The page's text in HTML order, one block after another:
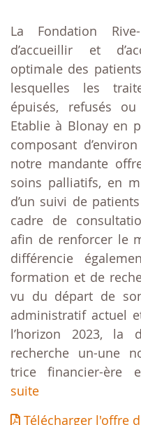
La Fondation
d’accueillir et
optimale des
lesquelles les
épuisés, refusés
Etablie à Blonay en
composant
notre mandante
soins palliatifs, en
d’un suivi de
cadre de
afin de renforcer le
différencie
formation et de
vu du départ de
administratif actuel
l’horizon 2023, la
recherche un-une
trice financier-ère
suite
Télécharger l'offre